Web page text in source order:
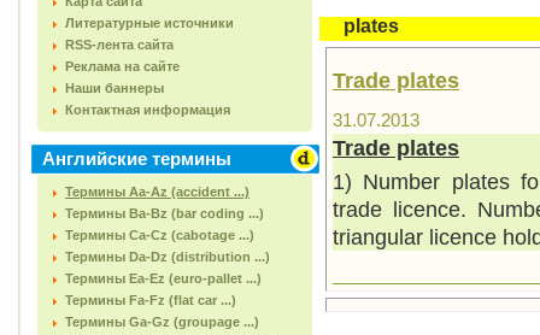
Литературные источники
RSS-лента сайта
Реклама на сайте
Наши баннеры
Контактная информация
Английские термины
Термины Aa-Az (accident ...)
Термины Ba-Bz (bar coding ...)
Термины Ca-Cz (cabotage ...)
Термины Da-Dz (distribution ...)
Термины Ea-Ez (euro-pallet ...)
Термины Fa-Fz (flat car ...)
Термины Ga-Gz (groupage ...)
plates
Trade plates
31.07.2013
Trade plates
1) Number plates
trade licence.
triangular licence